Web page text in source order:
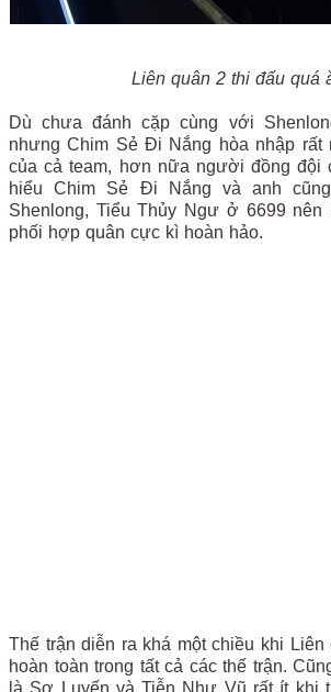
Liên quân 2 thi đấu quá
Dù chưa đánh cặp cùng với
nhưng Chim Sẻ Đi Nắng hòa nhập rất
của cả team, hơn nữa người đồng đội
hiểu Chim Sẻ Đi Nắng và anh
Shenlong, Tiểu Thủy Ngư ở 6699
phối hợp quân cực kì hoàn hảo.
Thế trận diễn ra khá một chiều khi
hoàn toàn trong tất cả các thế trận.
là Sơ Luyến và Tiễn Như Vũ rất ít khi